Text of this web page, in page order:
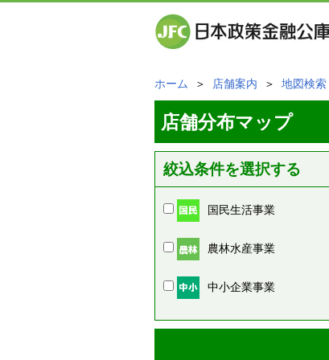
ホーム ＞ 店舗案内 ＞ 地図検索
店舗分布マップ
絞込条件を選択する
国民生活事業
農林水産事業
中小企業事業